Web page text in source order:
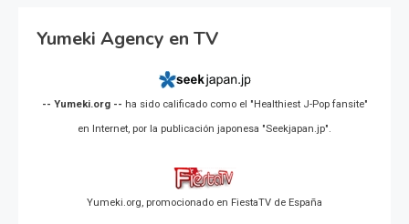
Yumeki Agency en TV
-- Yumeki.org -- ha sido calificado como el "Healthiest J-Pop fansite"
en Internet, por la publicación japonesa "Seekjapan.jp".
Yumeki.org, promocionado en FiestaTV de España